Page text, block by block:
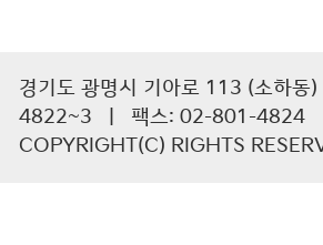
경기도 광명시 기아로 113 (소
4822~3 | 팩스: 02-801-4824
COPYRIGHT(C) RIGHTS